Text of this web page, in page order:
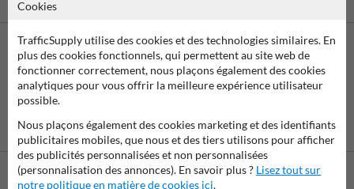
Virement
bancaire SEPA
Paiement par
Cookies
TrafficSupply utilise des cookies et des technologies similaires. En
plus des cookies fonctionnels, qui permettent au site web de
fonctionner correctement, nous plaçons également des cookies
analytiques pour vous offrir la meilleure expérience utilisateur
possible.
Nous plaçons également des cookies marketing et des identifiants
publicitaires mobiles, que nous et des tiers utilisons pour afficher
des publicités personnalisées et non personnalisées
(personnalisation des annonces). En savoir plus ? Lisez tout sur
notre politique en matière de cookies ici.